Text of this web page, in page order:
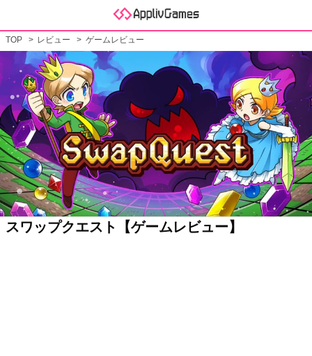
TOP レビュー ゲームレビュー
スワップクエスト【ゲームレビュー】